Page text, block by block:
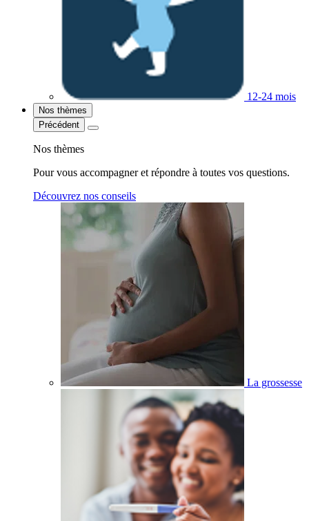
12-24 mois
Nos thèmes
Précédent
Nos thèmes
Pour vous accompagner et répondre à toutes vos questions.
Découvrez nos conseils
La grossesse